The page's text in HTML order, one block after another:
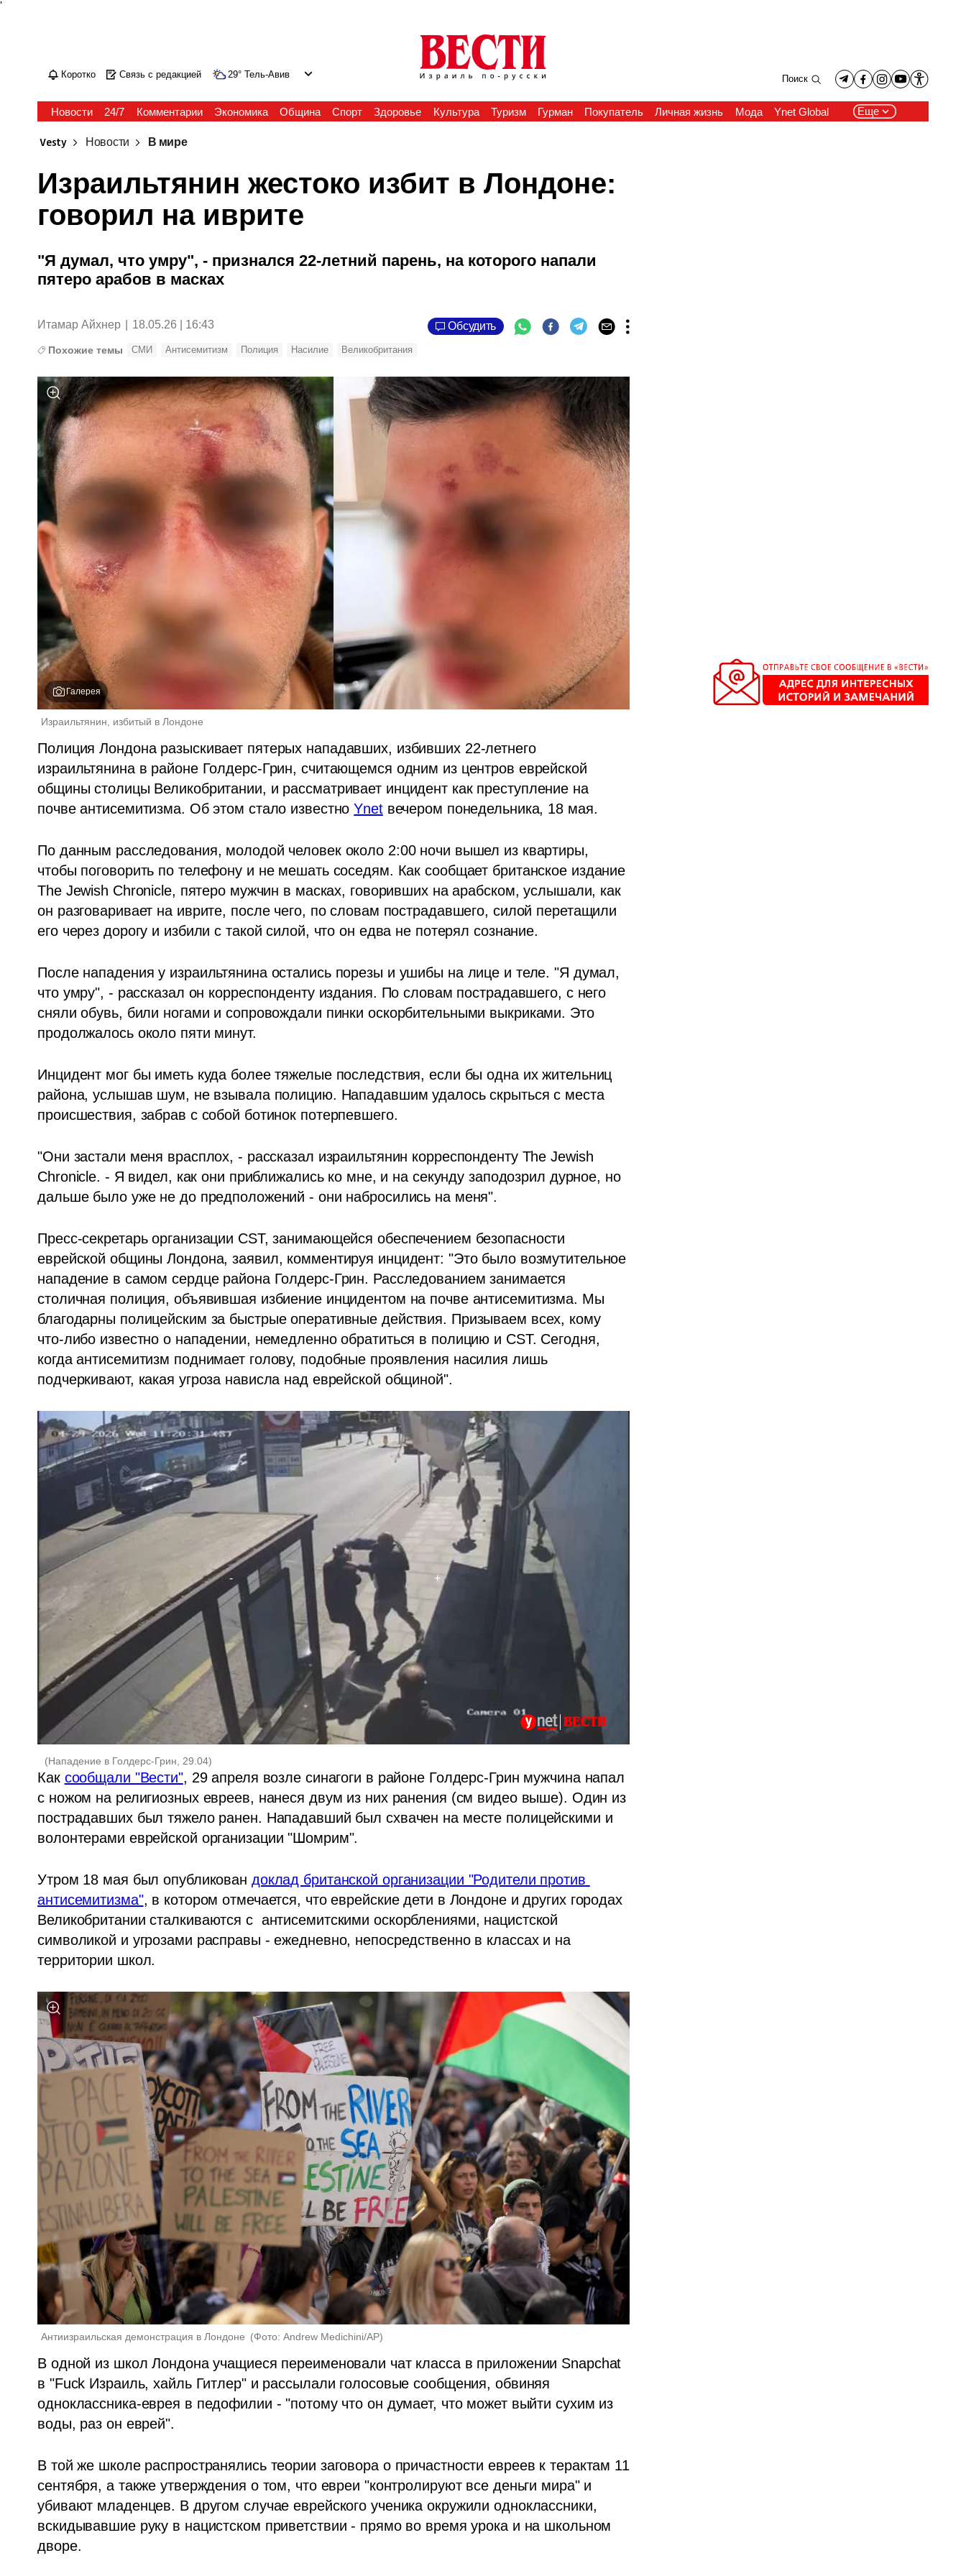
'
Коротко Связь с редакцией 29° Тель-Авив Поиск
Новости 24/7 Комментарии Экономика Община Спорт Здоровье Культура Туризм Гурман Покупатель Личная жизнь Мода Ynet Global Еще
Vesty Новости В мире
Израильтянин жестоко избит в Лондоне:
говорил на иврите
"Я думал, что умру", - признался 22-летний парень, на которого напали
пятеро арабов в масках
Итамар Айхнер 18.05.26 | 16:43 Обсудить
Похожие темы СМИ Антисемитизм Полиция Насилие Великобритания
Галерея
Израильтянин, избитый в Лондоне
Полиция Лондона разыскивает пятерых нападавших, избивших 22-летнего
израильтянина в районе Голдерс-Грин, считающемся одним из центров еврейской
общины столицы Великобритании, и рассматривает инцидент как преступление на
почве антисемитизма. Об этом стало известно Ynet вечером понедельника, 18 мая.
По данным расследования, молодой человек около 2:00 ночи вышел из квартиры,
чтобы поговорить по телефону и не мешать соседям. Как сообщает британское издание
The Jewish Chronicle, пятеро мужчин в масках, говоривших на арабском, услышали, как
он разговаривает на иврите, после чего, по словам пострадавшего, силой перетащили
его через дорогу и избили с такой силой, что он едва не потерял сознание.
После нападения у израильтянина остались порезы и ушибы на лице и теле. "Я думал,
что умру", - рассказал он корреспонденту издания. По словам пострадавшего, с него
сняли обувь, били ногами и сопровождали пинки оскорбительными выкриками. Это
продолжалось около пяти минут.
Инцидент мог бы иметь куда более тяжелые последствия, если бы одна их жительниц
района, услышав шум, не взывала полицию. Нападавшим удалось скрыться с места
происшествия, забрав с собой ботинок потерпевшего.
"Они застали меня врасплох, - рассказал израильтянин корреспонденту The Jewish
Chronicle. - Я видел, как они приближались ко мне, и на секунду заподозрил дурное, но
дальше было уже не до предположений - они набросились на меня".
Пресс-секретарь организации CST, занимающейся обеспечением безопасности
еврейской общины Лондона, заявил, комментируя инцидент: "Это было возмутительное
нападение в самом сердце района Голдерс-Грин. Расследованием занимается
столичная полиция, объявившая избиение инцидентом на почве антисемитизма. Мы
благодарны полицейским за быстрые оперативные действия. Призываем всех, кому
что-либо известно о нападении, немедленно обратиться в полицию и CST. Сегодня,
когда антисемитизм поднимает голову, подобные проявления насилия лишь
подчеркивают, какая угроза нависла над еврейской общиной".
(Нападение в Голдерс-Грин, 29.04)
Как сообщали "Вести", 29 апреля возле синагоги в районе Голдерс-Грин мужчина напал
с ножом на религиозных евреев, нанеся двум из них ранения (см видео выше). Один из
пострадавших был тяжело ранен. Нападавший был схвачен на месте полицейскими и
волонтерами еврейской организации "Шомрим".
Утром 18 мая был опубликован доклад британской организации "Родители против
антисемитизма", в котором отмечается, что еврейские дети в Лондоне и других городах
Великобритании сталкиваются с  антисемитскими оскорблениями, нацистской
символикой и угрозами расправы - ежедневно, непосредственно в классах и на
территории школ.
Антиизраильская демонстрация в Лондоне (Фото: Andrew Medichini/AP)
В одной из школ Лондона учащиеся переименовали чат класса в приложении Snapchat
в "Fuck Израиль, хайль Гитлер" и рассылали голосовые сообщения, обвиняя
одноклассника-еврея в педофилии - "потому что он думает, что может выйти сухим из
воды, раз он еврей".
В той же школе распространялись теории заговора о причастности евреев к терактам 11
сентября, а также утверждения о том, что евреи "контролируют все деньги мира" и
убивают младенцев. В другом случае еврейского ученика окружили одноклассники,
вскидывавшие руку в нацистском приветствии - прямо во время урока и на школьном
дворе.